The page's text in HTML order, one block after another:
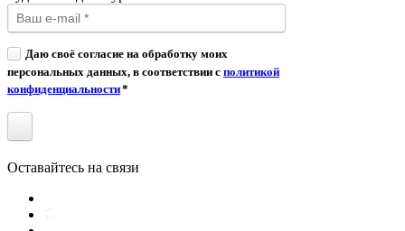
Даю своё согласие на обработку моих
персональных данных, в соответствии с политикой
конфиденциальности*
Оставайтесь на связи